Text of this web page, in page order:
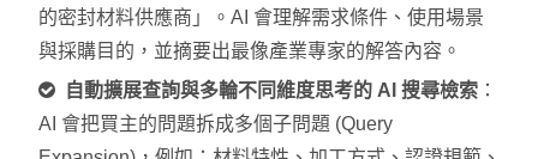
的密封材料供應商」。AI 會理解需求條件、使用場景
與採購目的，並摘要出最像產業專家的解答內容。
自動擴展查詢與多輪不同維度思考的 AI 搜尋檢索 ：
AI 會把買主的問題拆成多個子問題 (Query